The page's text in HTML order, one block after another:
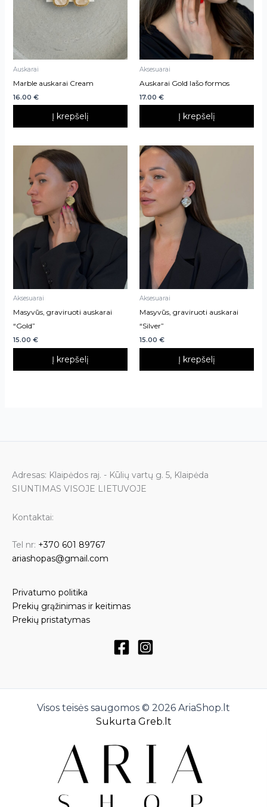
Auskarai
Marble auskarai Cream
16.00 €
Į krepšelį
Aksesuarai
Auskarai Gold lašo formos
17.00 €
Į krepšelį
Aksesuarai
Masyvūs, graviruoti auskarai
“Gold”
15.00 €
Į krepšelį
Aksesuarai
Masyvūs, graviruoti auskarai
“Silver”
15.00 €
Į krepšelį
Adresas: Klaipėdos raj. - Kūlių vartų g. 5, Klaipėda
SIUNTIMAS VISOJE LIETUVOJE
Kontaktai:
Tel nr: +370 601 89767
ariashopas@gmail.com
Privatumo politika
Prekių grąžinimas ir keitimas
Prekių pristatymas
Visos teisės saugomos © 2026 AriaShop.lt
Sukurta Greb.lt